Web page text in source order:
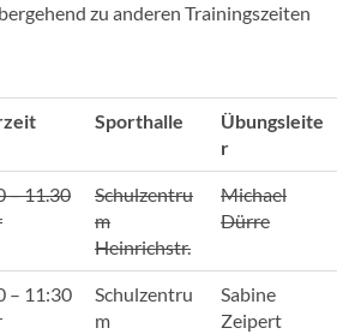
zu anderen Trainingszeiten
Sporthalle
Übungsleite
r
– 11.30
Schulzentru
m
Heinrichstr.
Michael
Dürre
– 11:30
Schulzentru
m
Sabine
Zeipert